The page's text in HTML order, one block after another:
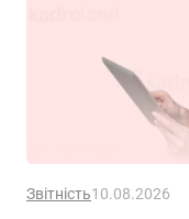
Звітність10.08.2026